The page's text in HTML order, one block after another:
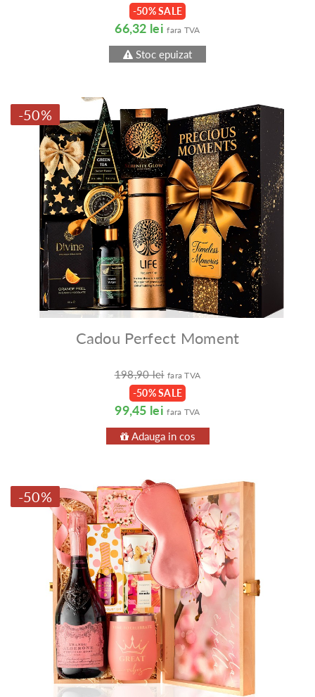
-50% SALE
66,32 lei fara TVA
Stoc epuizat
-50%
Cadou Perfect Moment
198,90 lei fara TVA
-50% SALE
99,45 lei fara TVA
Adauga in cos
-50%